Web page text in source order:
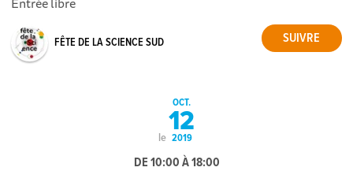
FÊTE DE LA SCIENCE SUD
le
OCT.
12
2019
DE 10:00 À 18:00